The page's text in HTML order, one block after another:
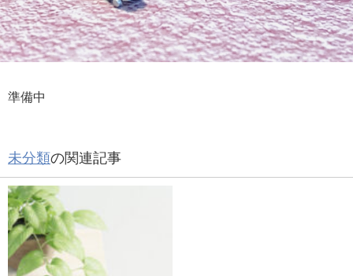
準備中
未分類の関連記事